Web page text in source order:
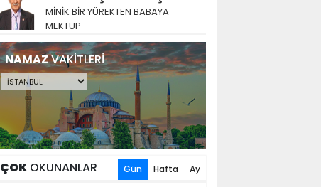
MİNİK BİR YÜREKTEN BABAYA
MEKTUP
NAMAZVAKİTLERİ
ÇOK OKUNANLAR Gün Hafta Ay